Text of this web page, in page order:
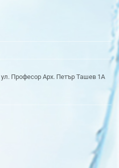
Професор Арх. Петър Ташев 1А